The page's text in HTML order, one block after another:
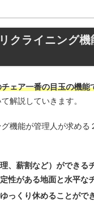
クライニング
ェア一番の目玉の機能
解説していきます。
機能が管理人が求める
、薪割など）ができる
性がある地面と水平な
っくり休めることがで